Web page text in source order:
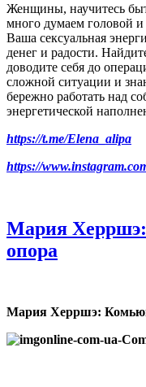
Женщины, научитесь
много думаем головой
Ваша сексуальная
денег и радости.
доводите себя до
сложной ситуации и
бережно работать над
энергетической
https://t.me/Elena_alipa
https://
Мария
опора
Мария Херршэ: